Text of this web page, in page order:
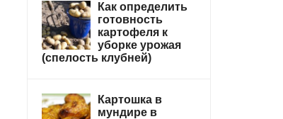
Как определить
готовность
картофеля к
уборке урожая
(спелость клубней)
Картошка в
мундире в